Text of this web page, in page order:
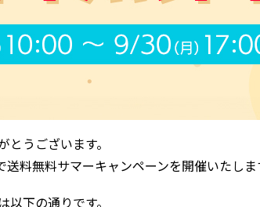
うございます。
料無料サマーキャンペーンを開催いたしま
下の通りです。